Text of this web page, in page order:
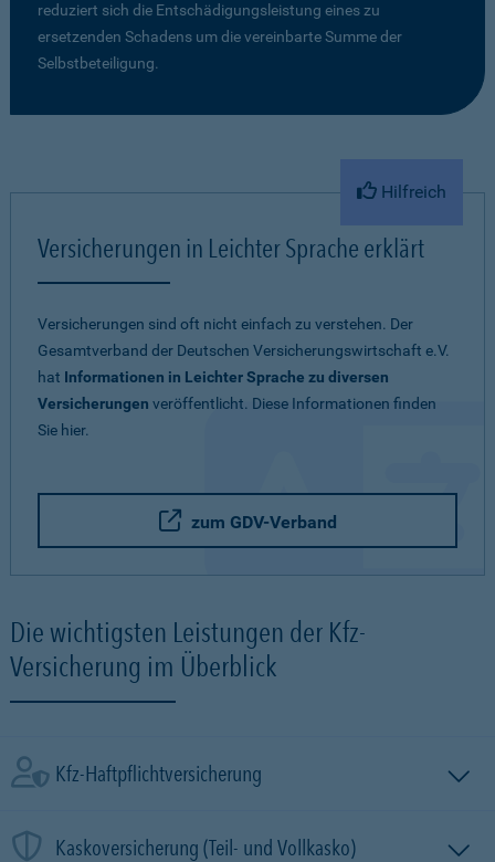
reduziert sich die Entschädigungsleistung eines zu
ersetzenden Schadens um die vereinbarte Summe der
Selbstbeteiligung.
Hilfreich
Versicherungen in Leichter Sprache erklärt
Versicherungen sind oft nicht einfach zu verstehen. Der
Gesamtverband der Deutschen Versicherungswirtschaft e.V.
hat Informationen in Leichter Sprache zu diversen
Versicherungen veröffentlicht. Diese Informationen finden
Sie hier.
zum GDV-Verband
Die wichtigsten Leistungen der Kfz-
Versicherung im Überblick
Kfz-Haftpflichtversicherung
Kaskoversicherung (Teil- und Vollkasko)